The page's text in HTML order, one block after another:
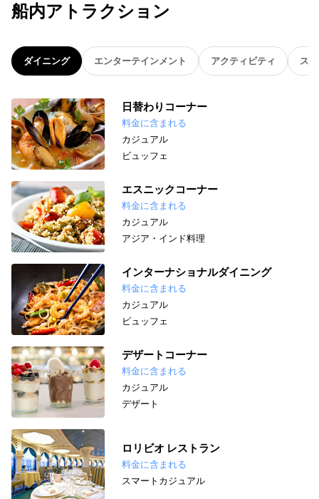
船内アトラクション
ダイニング エンターテインメント アクティビティ ス
日替わりコーナー
料金に含まれる
カジュアル
ビュッフェ
エスニックコーナー
料金に含まれる
カジュアル
アジア・インド料理
インターナショナルダイニング
料金に含まれる
カジュアル
ビュッフェ
デザートコーナー
料金に含まれる
カジュアル
デザート
ロリビオ レストラン
料金に含まれる
スマートカジュアル